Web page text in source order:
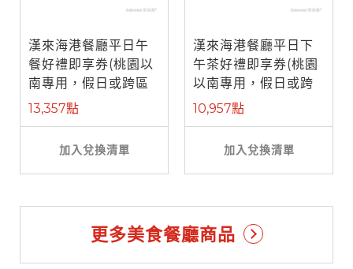
漢來海港餐廳平日午
餐好禮即享券(桃園以
南專用，假日或跨區
使用補需差 ...
13,357點
加入兌換清單
漢來海港餐廳平日下
午茶好禮即享券(桃園
以南專用，假日或跨
區使用補需 ...
10,957點
加入兌換清單
更多美食餐廳商品